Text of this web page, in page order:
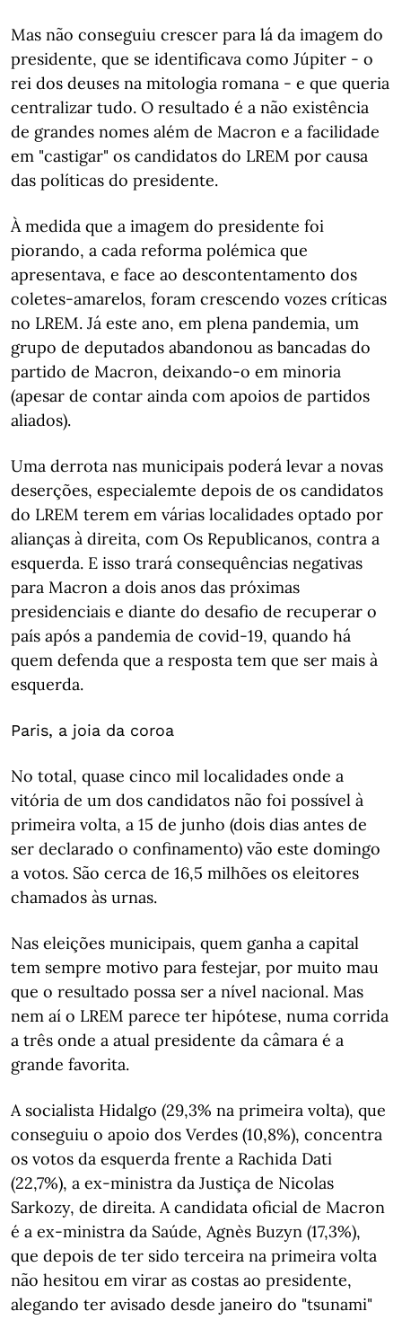
Mas não conseguiu crescer para lá da imagem do
presidente, que se identificava como Júpiter - o
rei dos deuses na mitologia romana - e que queria
centralizar tudo. O resultado é a não existência
de grandes nomes além de Macron e a facilidade
em "castigar" os candidatos do LREM por causa
das políticas do presidente.
À medida que a imagem do presidente foi
piorando, a cada reforma polémica que
apresentava, e face ao descontentamento dos
coletes-amarelos, foram crescendo vozes críticas
no LREM. Já este ano, em plena pandemia, um
grupo de deputados abandonou as bancadas do
partido de Macron, deixando-o em minoria
(apesar de contar ainda com apoios de partidos
aliados).
Uma derrota nas municipais poderá levar a novas
deserções, especialemte depois de os candidatos
do LREM terem em várias localidades optado por
alianças à direita, com Os Republicanos, contra a
esquerda. E isso trará consequências negativas
para Macron a dois anos das próximas
presidenciais e diante do desafio de recuperar o
país após a pandemia de covid-19, quando há
quem defenda que a resposta tem que ser mais à
esquerda.
Paris, a joia da coroa
No total, quase cinco mil localidades onde a
vitória de um dos candidatos não foi possível à
primeira volta, a 15 de junho (dois dias antes de
ser declarado o confinamento) vão este domingo
a votos. São cerca de 16,5 milhões os eleitores
chamados às urnas.
Nas eleições municipais, quem ganha a capital
tem sempre motivo para festejar, por muito mau
que o resultado possa ser a nível nacional. Mas
nem aí o LREM parece ter hipótese, numa corrida
a três onde a atual presidente da câmara é a
grande favorita.
A socialista Hidalgo (29,3% na primeira volta), que
conseguiu o apoio dos Verdes (10,8%), concentra
os votos da esquerda frente a Rachida Dati
(22,7%), a ex-ministra da Justiça de Nicolas
Sarkozy, de direita. A candidata oficial de Macron
é a ex-ministra da Saúde, Agnès Buzyn (17,3%),
que depois de ter sido terceira na primeira volta
não hesitou em virar as costas ao presidente,
alegando ter avisado desde janeiro do "tsunami"